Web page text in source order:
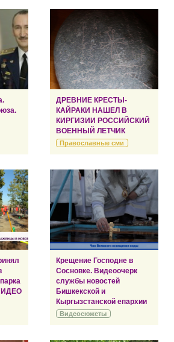
ДРЕВНИЕ КРЕСТЫ-
КАЙРАКИ НАШЕЛ В
КИРГИЗИИ РОССИЙСКИЙ
ВОЕННЫЙ ЛЕТЧИК
Православные сми
Крещение Господне в
Сосновке. Видеоочерк
службы новостей
Бишкекской и
Кыргызстанской епархии
Видеосюжеты